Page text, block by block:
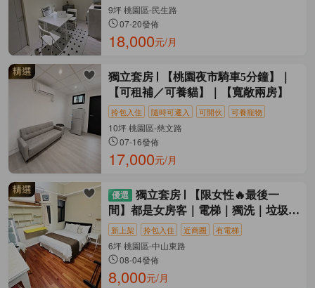
9坪 桃園區-民生路
07-20發佈
18,000元/月
獨立套房
【桃園夜市騎車5分鐘】｜
【可租補／可養貓】｜【寬敞兩房】
拎包入住 隨時可遷入 可開伙 可養寵物
10坪 桃園區-慈文路
07-16發佈
17,000元/月
獨立套房
【限女性🔥最後一
間】都是女房客｜電梯｜獨洗｜垃圾集
中
新上架 拎包入住 近商圈 有電梯
6坪 桃園區-中山東路
08-04發佈
8,000元/月